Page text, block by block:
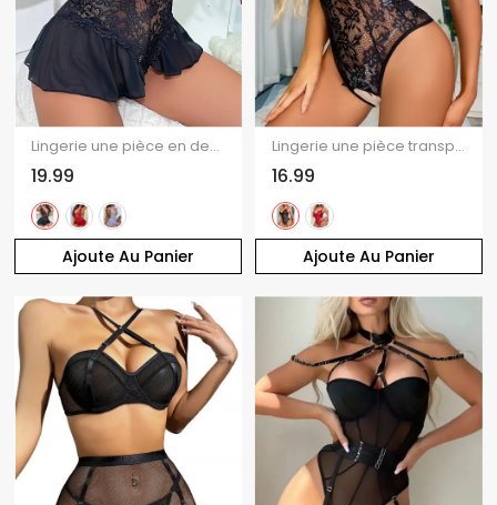
Ajoute Au Panier
Lingerie une pièce en dentelle florale transparente de couleur unie, décolleté plongeant festonné
19.99
Ajoute Au Panier
Lingerie une pièce transparente en dentelle florale de couleur unie avec nœud papillon et bretelles spaghetti transparentes
16.99